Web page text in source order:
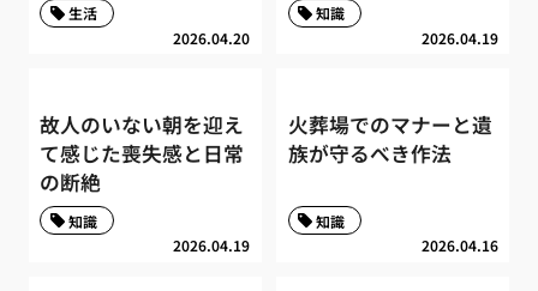
2026.04.20
生活
2026.04.19
知識
故人のいない朝を迎え
て感じた喪失感と日常
の断絶
2026.04.19
知識
火葬場でのマナーと遺
族が守るべき作法
2026.04.16
知識